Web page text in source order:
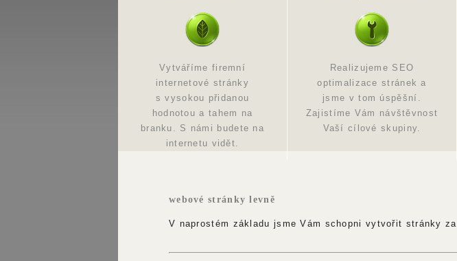
Vytváříme firemní
internetové stránky
s vysokou přidanou
hodnotou a tahem na
branku. S námi budete na
internetu vidět.
Realizujeme SEO
optimalizace stránek a
jsme v tom úspěšní.
Zajistíme Vám návštěvnost
Vaší cílové skupiny.
webové stránky levně
V naprostém základu jsme Vám schopni vytvořit stránky za